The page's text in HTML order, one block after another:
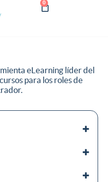
0
eLearning líder del
para los roles de